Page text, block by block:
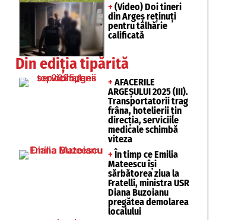
+ (Video) Doi tineri
din Argeș reținuți
pentru tâlhărie
calificată
Din ediția tipărită
+ AFACERILE
ARGEȘULUI 2025 (III).
Transportatorii trag
frâna, hotelierii țin
direcția, serviciile
medicale schimbă
viteza
+ În timp ce Emilia
Mateescu își
sărbătorea ziua la
Fratelli, ministra USR
Diana Buzoianu
pregătea demolarea
localului